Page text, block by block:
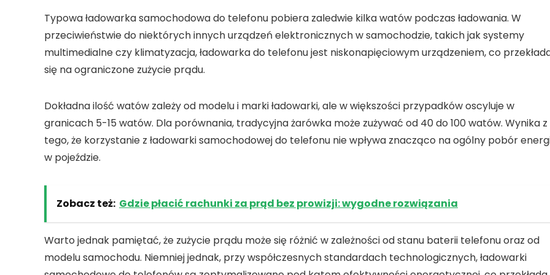
Typowaładowarka samochodowa do telefonu pobiera zaledwie kilkawatów podczas ładowania. W
przeciwieństwie do niektórych innych urządzeń elektronicznych w samochodzie, takich jak systemy
multimedialne czy klimatyzacja,ładowarka do telefonujest niskonapięciowym urządzeniem, co
się na ograniczone zużycie prądu.
Dokładna ilość watów zależy od modelu i marki ładowarki, ale w większości przypadków oscyluje w
granicach 5-15 watów. Dla porównania, tradycyjna żarówka może zużywać od 40 do 100watów. Wynika z
tego, że korzystanie z ładowarki samochodowej do telefonu nie wpływa znacząco na ogólny pobór
w pojeździe.
Zobacz też: Gdzie płacić rachunki za prąd bez prowizji: wygodne rozwiązania
Warto jednak pamiętać, że zużycie prądu może się różnić w zależności od stanu baterii telefonu oraz od
modelu samochodu. Niemniej jednak, przy współczesnych standardach technologicznych,ładowarki